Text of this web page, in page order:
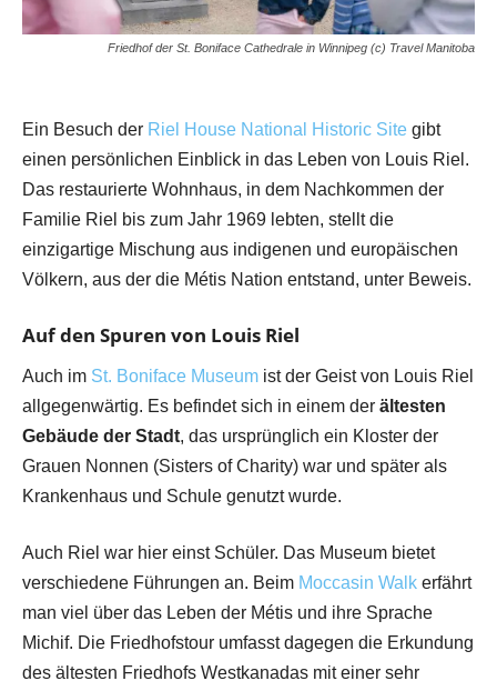
Friedhof der St. Boniface Cathedrale in Winnipeg (c) Travel Manitoba
Ein Besuch der Riel House National Historic Site gibt
einen persönlichen Einblick in das Leben von Louis Riel.
Das restaurierte Wohnhaus, in dem Nachkommen der
Familie Riel bis zum Jahr 1969 lebten, stellt die
einzigartige Mischung aus indigenen und europäischen
Völkern, aus der die Métis Nation entstand, unter Beweis.
Auf den Spuren von Louis Riel
Auch im St. Boniface Museum ist der Geist von Louis Riel
allgegenwärtig. Es befindet sich in einem der ältesten
Gebäude der Stadt, das ursprünglich ein Kloster der
Grauen Nonnen (Sisters of Charity) war und später als
Krankenhaus und Schule genutzt wurde.
Auch Riel war hier einst Schüler. Das Museum bietet
verschiedene Führungen an. Beim Moccasin Walk erfährt
man viel über das Leben der Métis und ihre Sprache
Michif. Die Friedhofstour umfasst dagegen die Erkundung
des ältesten Friedhofs Westkanadas mit einer sehr